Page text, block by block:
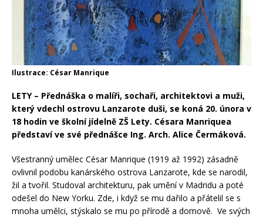
Ilustrace: César Manrique
LETY – Přednáška o malíři, sochaři, architektovi a muži,
který vdechl ostrovu Lanzarote duši, se koná 20. února v
18 hodin ve školní jídelně ZŠ Lety. Césara Manriquea
představí ve své přednášce Ing. Arch. Alice Čermáková.
Všestranný umělec César Manrique (1919 až 1992) zásadně
ovlivnil podobu kanárského ostrova Lanzarote, kde se narodil,
žil a tvořil. Studoval architekturu, pak umění v Madridu a poté
odešel do New Yorku. Zde, i když se mu dařilo a přátelil se s
mnoha umělci, stýskalo se mu po přírodě a domově. Ve svých